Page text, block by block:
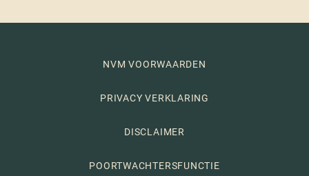
NVM VOORWAARDEN
PRIVACY VERKLARING
DISCLAIMER
POORTWACHTERSFUNCTIE